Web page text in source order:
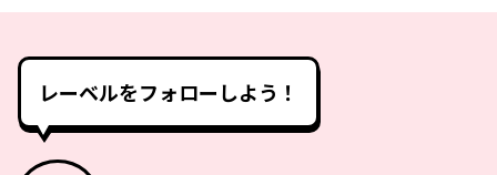
レーベルをフォローしよう！